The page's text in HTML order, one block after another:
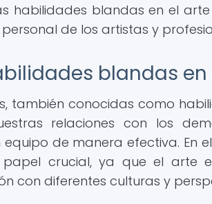
habilidades blandas en el
de los artistas y
blandas
también conocidas como
relaciones con los
de manera efectiva. En
papel crucial, ya que el arte
con diferentes culturas y